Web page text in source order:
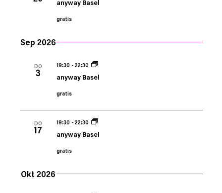
anyway Basel
gratis
Sep 2026
DO
3
19:30 - 22:30
anyway Basel
gratis
DO
17
19:30 - 22:30
anyway Basel
gratis
Okt 2026